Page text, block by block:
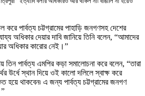
করে পার্বত্য চট্টগ্রামের পাহাড়ি জনগণসহ দেশের
অধিকার দেয়ার দাবি জানিয়ে তিনি বলেন, “আমাদের
অধিকার কারোর নেই।”
তিন পার্বত্য এমপির কড়া সমালোচনা করে বলেন, “তারা
উর্ধে স্থান দিয়ে ওই কালো দলিলে স্বাক্ষ করে
হয়ে থাকবেন৷ এ জন্য পার্বত্য চট্টগ্রামের জনগণ